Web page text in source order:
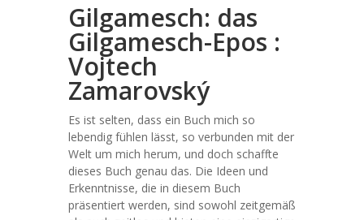
Gilgamesch: das
Gilgamesch-Epos :
Vojtech
Zamarovský
Es ist selten, dass ein Buch mich so
lebendig fühlen lässt, so verbunden mit der
Welt um mich herum, und doch schaffte
dieses Buch genau das. Die Ideen und
Erkenntnisse, die in diesem Buch
präsentiert werden, sind sowohl zeitgemäß